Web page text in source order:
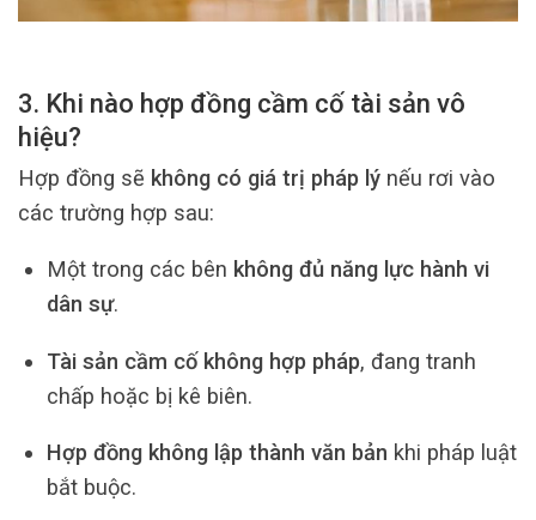
3. Khi nào hợp đồng cầm cố tài sản vô
hiệu?
Hợp đồng sẽ không có giá trị pháp lý nếu rơi vào
các trường hợp sau:
Một trong các bên không đủ năng lực hành vi
dân sự.
Tài sản cầm cố không hợp pháp, đang tranh
chấp hoặc bị kê biên.
Hợp đồng không lập thành văn bản khi pháp luật
bắt buộc.